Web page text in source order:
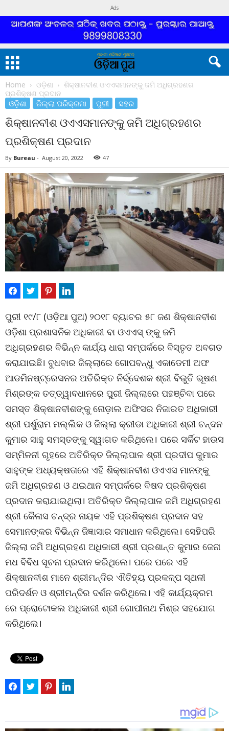
Ads
Home ଓଡ଼ିଶା
ଶିକ୍ଷାନବୀଶ ଓଏଏସମାନଙ୍କୁ ଜମି ଅଧିଗ୍ରହଣର
ପ୍ରଶିକ୍ଷଣ ପ୍ରଦାନ
ଓଡ଼ିଶା ଜିଲ୍ଲା ପରିକ୍ରମା ପୁରୀ ସହର
ଶିକ୍ଷାନବୀଶ ଓଏଏସମାନଙ୍କୁ ଜମି ଅଧିଗ୍ରହଣର
ପ୍ରଶିକ୍ଷଣ ପ୍ରଦାନ
By Bureau - August 20, 2022 47
ପୁରୀ ୧୯/୮ (ଓଡ଼ିଆ ପୁଅ) ୨୦୧୮ ବ୍ୟାଚର ୫୮ ଜଣ ଶିକ୍ଷାନବୀଶ
ଓଡ଼ିଶା ପ୍ରଶାସନିକ ଅଧିକାରୀ ବା ଓଏଏସ୍ ଙ୍କୁ ଜମି
ଅଧିଗ୍ରହଣର ବିଭିନ୍ନ କାର୍ଯ୍ୟ ଧାରା ସମ୍ପର୍କରେ ବିସ୍ତୃତ ଅବଗତ
କରାଯାଇଛି। ବୁଧବାର ଜିଲ୍ଲାରେ ଗୋପବନ୍ଧୁ ଏକାଡେମୀ ଅଫ
ଆଡମିନଷ୍ଟ୍ରେସନର ଅତିରିକ୍ତ ନିର୍ଦ୍ଦେଶକ ଶ୍ରୀ ବିଭୁତି ଭୂଷଣ
ମିଶ୍ରଙ୍କ ତତ୍ତ୍ୱାବଧାନରେ ପୁରୀ ଜିଲ୍ଲାରେ ପହଞ୍ଚିବା ପରେ
ସମସ୍ତ ଶିକ୍ଷାନବୀଶଙ୍କୁ ନୋଡ଼ାଲ ଅଫିସର ନିଜାରତ ଅଧିକାରୀ
ଶ୍ରୀ ପର୍ଶୁରାମ ମଲ୍ଲିକ ଓ ଜିଲ୍ଲା କ୍ରୀଡା ଅଧିକାରୀ ଶ୍ରୀ ଚନ୍ଦନ
କୁମାର ସାହୁ ସମସ୍ତଙ୍କୁ ସ୍ୱାଗତ କରିଥିଲେ। ପରେ ସର୍କିଟ ହାଉସ
ସମ୍ମିଳନୀ ଗୃହରେ ଅତିରିକ୍ତ ଜିଲ୍ଲାପାଳ ଶ୍ରୀ ପ୍ରଦୀପ କୁମାର
ସାହୁଙ୍କ ଅଧ୍ୟକ୍ଷତାରେ ଏହି ଶିକ୍ଷାନବୀଶ ଓଏଏସ ମାନଙ୍କୁ
ଜମି ଅଧିଗ୍ରହଣ ଓ ଥଇଥାନ ସମ୍ପର୍କରେ ବିଷଦ ପ୍ରଶିକ୍ଷଣ
ପ୍ରଦାନ କରାଯାଇଥିଲା। ଅତିରିକ୍ତ ଜିଲ୍ଲାପାଳ ଜମି ଅଧିଗ୍ରହଣ
ଶ୍ରୀ କୈଳାସ ଚନ୍ଦ୍ର ନାୟକ ଏହି ପ୍ରଶିକ୍ଷଣ ପ୍ରଦାନ ସହ
ସେମାନଙ୍କର ବିଭିନ୍ନ ଜିଜ୍ଞାସାର ସମାଧାନ କରିଥିଲେ। ସେହିପରି
ଜିଲ୍ଲା ଜମି ଅଧିଗ୍ରହଣ ଅଧିକାରୀ ଶ୍ରୀ ପ୍ରଶାନ୍ତ କୁମାର ଜେନା
ମଧ ବିବିଧ ସୂଚନା ପ୍ରଦାନ କରିଥିଲେ। ପରେ ପରେ ଏହି
ଶିକ୍ଷାନବୀଶ ମାନେ ଶ୍ରୀମନ୍ଦିର ଐତିହ୍ୟ ପ୍ରକଳ୍ପ ସ୍ଥଳୀ
ପରିଦର୍ଶନ ଓ ଶ୍ରୀମନ୍ଦିର ଦର୍ଶନ କରିଥିଲେ। ଏହି କାର୍ଯ୍ୟକ୍ରମ
ରେ ପ୍ରୋଟୋକଲ ଅଧିକାରୀ ଶ୍ରୀ ଗୋପୀନାଥ ମିଶ୍ର ସହଯୋଗ
କରିଥିଲେ।